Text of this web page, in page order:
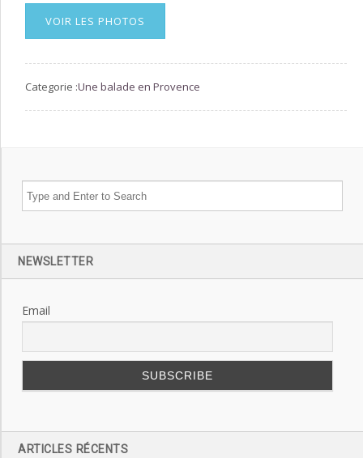
VOIR LES PHOTOS
Categorie :Une balade en Provence
NEWSLETTER
Email
ARTICLES RÉCENTS